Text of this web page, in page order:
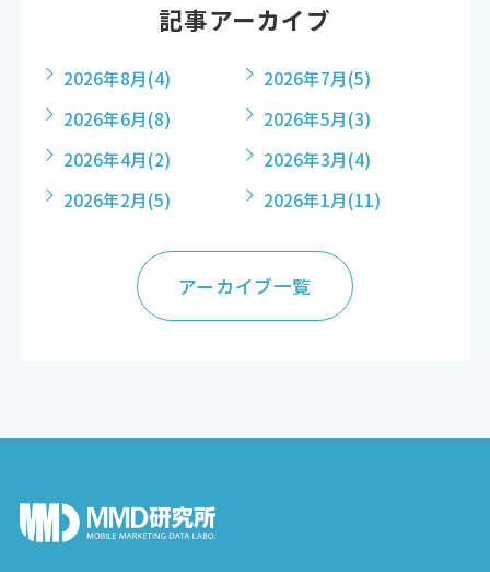
記事アーカイブ
2026年8月(4) 2026年7月(5)
2026年6月(8) 2026年5月(3)
2026年4月(2) 2026年3月(4)
2026年2月(5) 2026年1月(11)
アーカイブ一覧